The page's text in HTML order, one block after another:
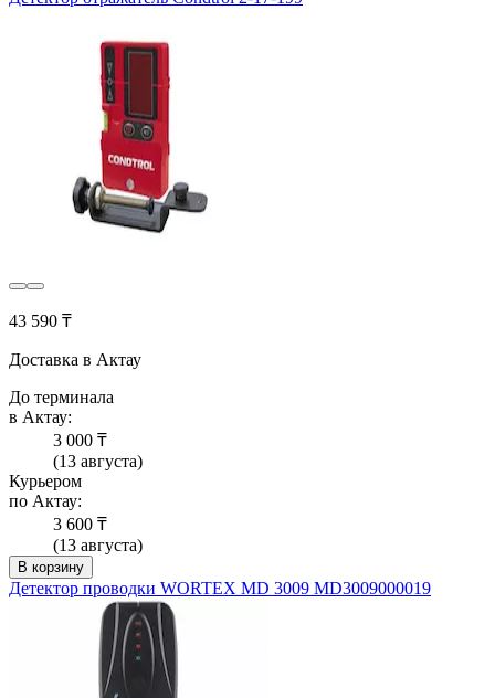
43 590 ₸
Доставка в Актау
До терминала
в Актау:
3 000 ₸
(13 августа)
Курьером
по Актау:
3 600 ₸
(13 августа)
В корзину
Детектор проводки WORTEX MD 3009 MD3009000019